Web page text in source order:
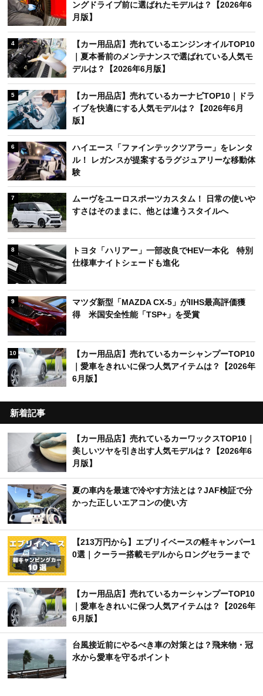
ングドライブ前に選ばれたモデルは？【2026年6
月版】
4
【カー用品店】売れているエンジンオイルTOP10
｜夏本番前のメンテナンスで選ばれている人気モ
デルは？【2026年6月版】
5
【カー用品店】売れているカーナビTOP10｜ドラ
イブを快適にする人気モデルは？【2026年6月
版】
6
ハイエース「ファインテックツアラー」をレンタ
ル！ レガンスが提案するラグジュアリーな移動体
験
7
ムーヴをユーロスポーツカスタム！ 日常の使いや
すさはそのままに、他とは違うスタイルへ
8
トヨタ「ハリアー」一部改良でHEV一本化 特別
仕様車ナイトシェードも進化
9
マツダ新型「MAZDA CX-5」がIIHS最高評価獲
得 米国安全性能「TSP+」を受賞
10
【カー用品店】売れているカーシャンプーTOP10
｜愛車をきれいに保つ人気アイテムは？【2026年
6月版】
新着記事
【カー用品店】売れているカーワックスTOP10｜
美しいツヤを引き出す人気モデルは？【2026年6
月版】
夏の車内を最速で冷やす方法とは？JAF検証で分
かった正しいエアコンの使い方
【213万円から】エブリイベースの軽キャンパー1
0選｜クーラー搭載モデルからロングセラーまで
【カー用品店】売れているカーシャンプーTOP10
｜愛車をきれいに保つ人気アイテムは？【2026年
6月版】
台風接近前にやるべき車の対策とは？飛来物・冠
水から愛車を守るポイント